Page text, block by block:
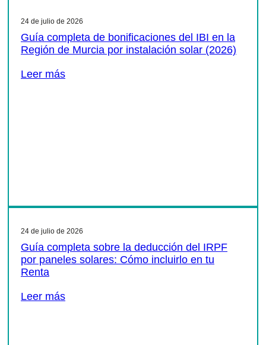
24 de julio de 2026
Guía completa de bonificaciones del IBI en la
Región de Murcia por instalación solar (2026)
Leer más
24 de julio de 2026
Guía completa sobre la deducción del IRPF
por paneles solares: Cómo incluirlo en tu
Renta
Leer más